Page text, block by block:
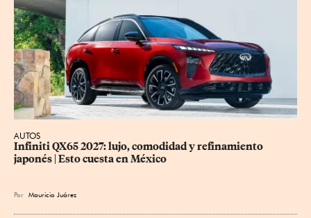
AUTOS
Infiniti QX65 2027: lujo, comodidad y refinamiento
japonés | Esto cuesta en México
Por Mauricio Juárez